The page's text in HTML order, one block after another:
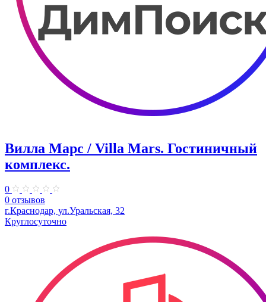
Вилла Марс / Villa Mars. Гостиничный
комплекс.
0
0 отзывов
г.Краснодар, ул.Уральская, 32
Круглосуточно